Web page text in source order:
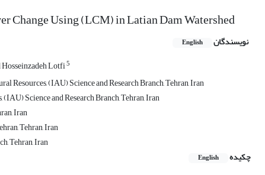
Change Using (LCM) in Latian Dam Watershed
نویسندگان English
Lotfi5
Resources, (IAU) Science and Research Branch, Tehran, Iran
Science and Research Branch, Tehran, Iran
Iran
Tehran, Iran
Tehran, Iran
چکیده
English